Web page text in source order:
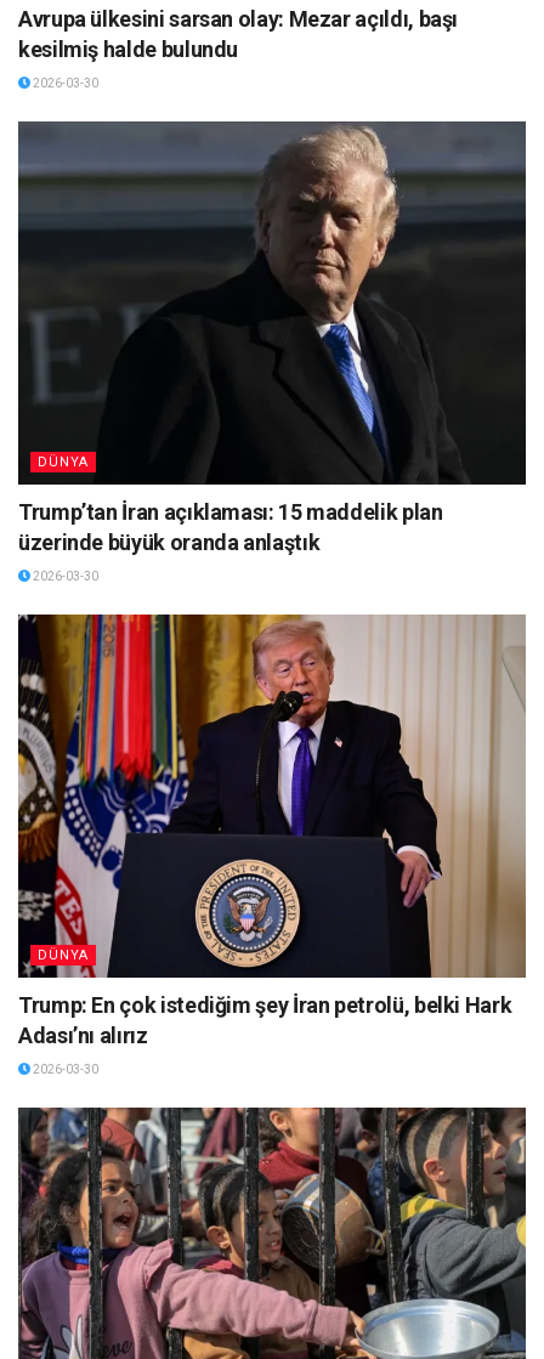
Avrupa ülkesini sarsan olay: Mezar açıldı, başı
kesilmiş halde bulundu
2026-03-30
DÜNYA
Trump’tan İran açıklaması: 15 maddelik plan
üzerinde büyük oranda anlaştık
2026-03-30
DÜNYA
Trump: En çok istediğim şey İran petrolü, belki Hark
Adası’nı alırız
2026-03-30